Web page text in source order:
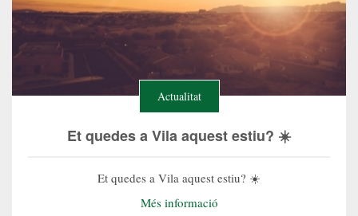
Actualitat
Et quedes a Vila aquest estiu? ☀️
Et quedes a Vila aquest estiu? ☀️
Més informació